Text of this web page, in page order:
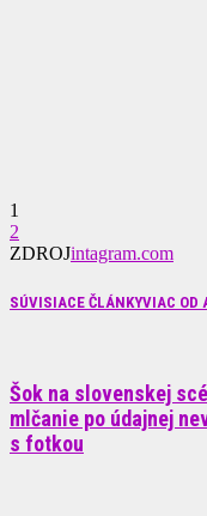
1
2
ZDROJintagram.com
SÚVISIACE ČLÁNKYVIAC OD
Šok na slovenskej
mlčanie po údajnej
s fotkou